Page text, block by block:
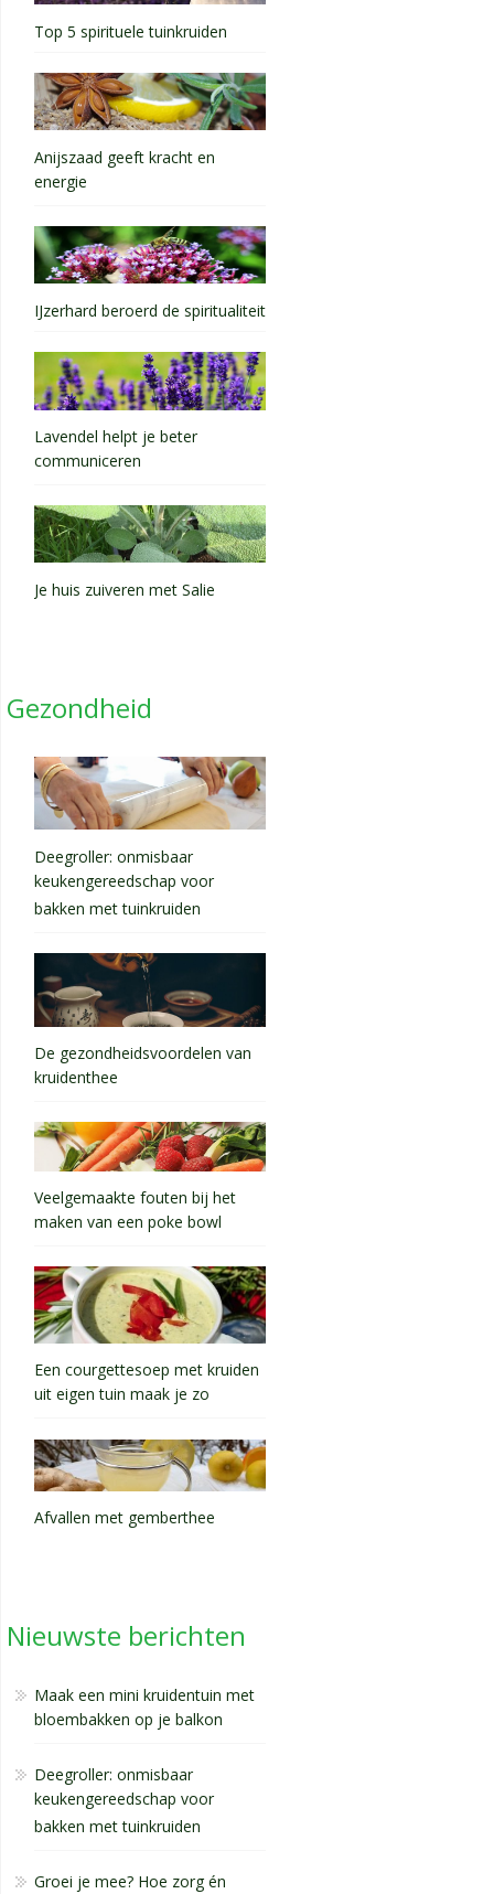
Top 5 spirituele tuinkruiden
Anijszaad geeft kracht en
energie
IJzerhard beroerd de spiritualiteit
Lavendel helpt je beter
communiceren
Je huis zuiveren met Salie
Gezondheid
Deegroller: onmisbaar
keukengereedschap voor
bakken met tuinkruiden
De gezondheidsvoordelen van
kruidenthee
Veelgemaakte fouten bij het
maken van een poke bowl
Een courgettesoep met kruiden
uit eigen tuin maak je zo
Afvallen met gemberthee
Nieuwste berichten
Maak een mini kruidentuin met
bloembakken op je balkon
Deegroller: onmisbaar
keukengereedschap voor
bakken met tuinkruiden
Groei je mee? Hoe zorg én